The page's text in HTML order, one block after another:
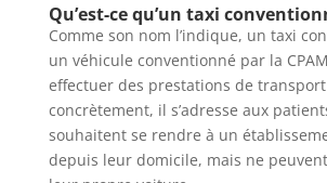
Qu’est-ce qu’un taxi
Comme son nom l’indique, un taxi
un véhicule conventionné par la
effectuer des prestations de
concrètement, il s’adresse aux
souhaitent se rendre à un
depuis leur domicile, mais ne